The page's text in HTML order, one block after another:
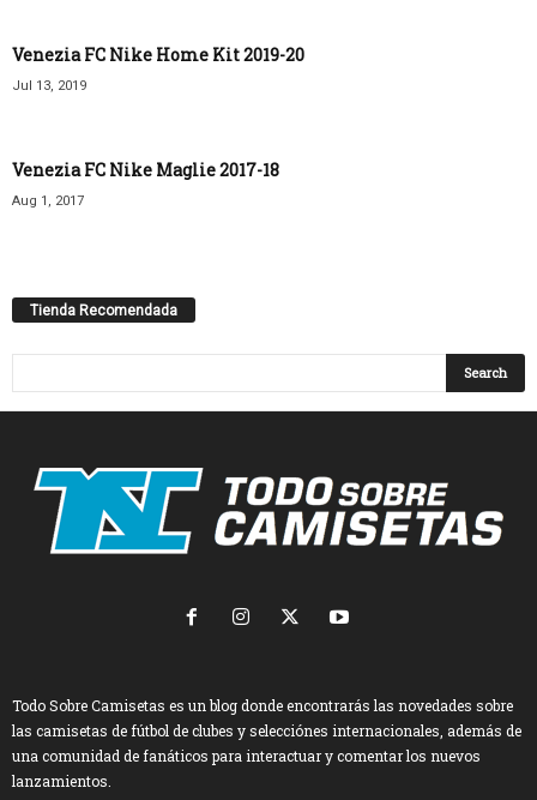
Venezia FC Nike Home Kit 2019-20
Jul 13, 2019
Venezia FC Nike Maglie 2017-18
Aug 1, 2017
Tienda Recomendada
Todo Sobre Camisetas es un blog donde encontrarás las novedades sobre
las camisetas de fútbol de clubes y selecciónes internacionales, además de
una comunidad de fanáticos para interactuar y comentar los nuevos
lanzamientos.